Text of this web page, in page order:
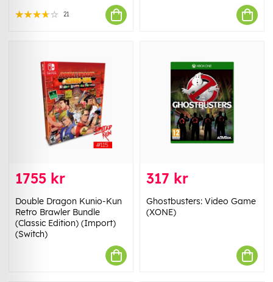
21
1755 kr
Double Dragon Kunio-Kun
Retro Brawler Bundle
(Classic Edition) (Import)
(Switch)
317 kr
Ghostbusters: Video Game
(XONE)